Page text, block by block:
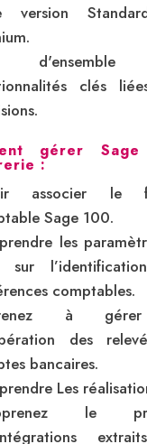
version
d'ensemble
clés
gérer
:
associer le
Sage 100.
les
sur
comptables.
à
des
bancaires.
Les
le